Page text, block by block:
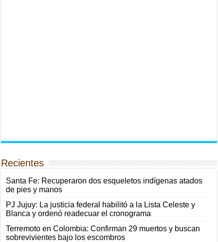
Recientes
Santa Fe: Recuperaron dos esqueletos indígenas atados
de pies y manos
PJ Jujuy: La justicia federal habilitó a la Lista Celeste y
Blanca y ordenó readecuar el cronograma
Terremoto en Colombia: Confirman 29 muertos y buscan
sobrevivientes bajo los escombros